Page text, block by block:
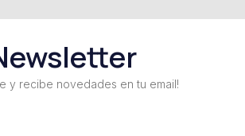
y recibe novedades en tu email!